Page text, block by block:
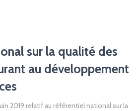
sur la qualité des
au développement
2019 relatif au référentiel national sur la